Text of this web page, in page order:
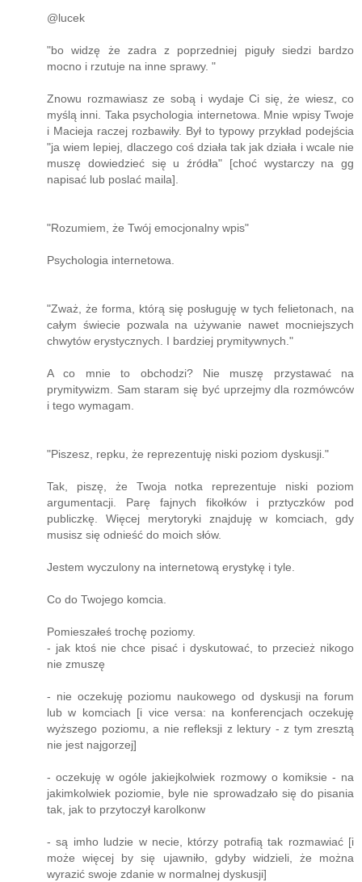
@lucek
"bo widzę że zadra z poprzedniej piguły siedzi bardzo
mocno i rzutuje na inne sprawy. "
Znowu rozmawiasz ze sobą i wydaje Ci się, że wiesz, co
myślą inni. Taka psychologia internetowa. Mnie wpisy Twoje
i Macieja raczej rozbawiły. Był to typowy przykład podejścia
"ja wiem lepiej, dlaczego coś działa tak jak działa i wcale nie
muszę dowiedzieć się u źródła" [choć wystarczy na gg
napisać lub poslać maila].
"Rozumiem, że Twój emocjonalny wpis"
Psychologia internetowa.
"Zważ, że forma, którą się posługuję w tych felietonach, na
całym świecie pozwala na używanie nawet mocniejszych
chwytów erystycznych. I bardziej prymitywnych."
A co mnie to obchodzi? Nie muszę przystawać na
prymitywizm. Sam staram się być uprzejmy dla rozmówców
i tego wymagam.
"Piszesz, repku, że reprezentuję niski poziom dyskusji."
Tak, piszę, że Twoja notka reprezentuje niski poziom
argumentacji. Parę fajnych fikołków i prztyczków pod
publiczkę. Więcej merytoryki znajduję w komciach, gdy
musisz się odnieść do moich słów.
Jestem wyczulony na internetową erystykę i tyle.
Co do Twojego komcia.
Pomieszałeś trochę poziomy.
- jak ktoś nie chce pisać i dyskutować, to przecież nikogo
nie zmuszę
- nie oczekuję poziomu naukowego od dyskusji na forum
lub w komciach [i vice versa: na konferencjach oczekuję
wyższego poziomu, a nie refleksji z lektury - z tym zresztą
nie jest najgorzej]
- oczekuję w ogóle jakiejkolwiek rozmowy o komiksie - na
jakimkolwiek poziomie, byle nie sprowadzało się do pisania
tak, jak to przytoczył karolkonw
- są imho ludzie w necie, którzy potrafią tak rozmawiać [i
może więcej by się ujawniło, gdyby widzieli, że można
wyrazić swoje zdanie w normalnej dyskusji]